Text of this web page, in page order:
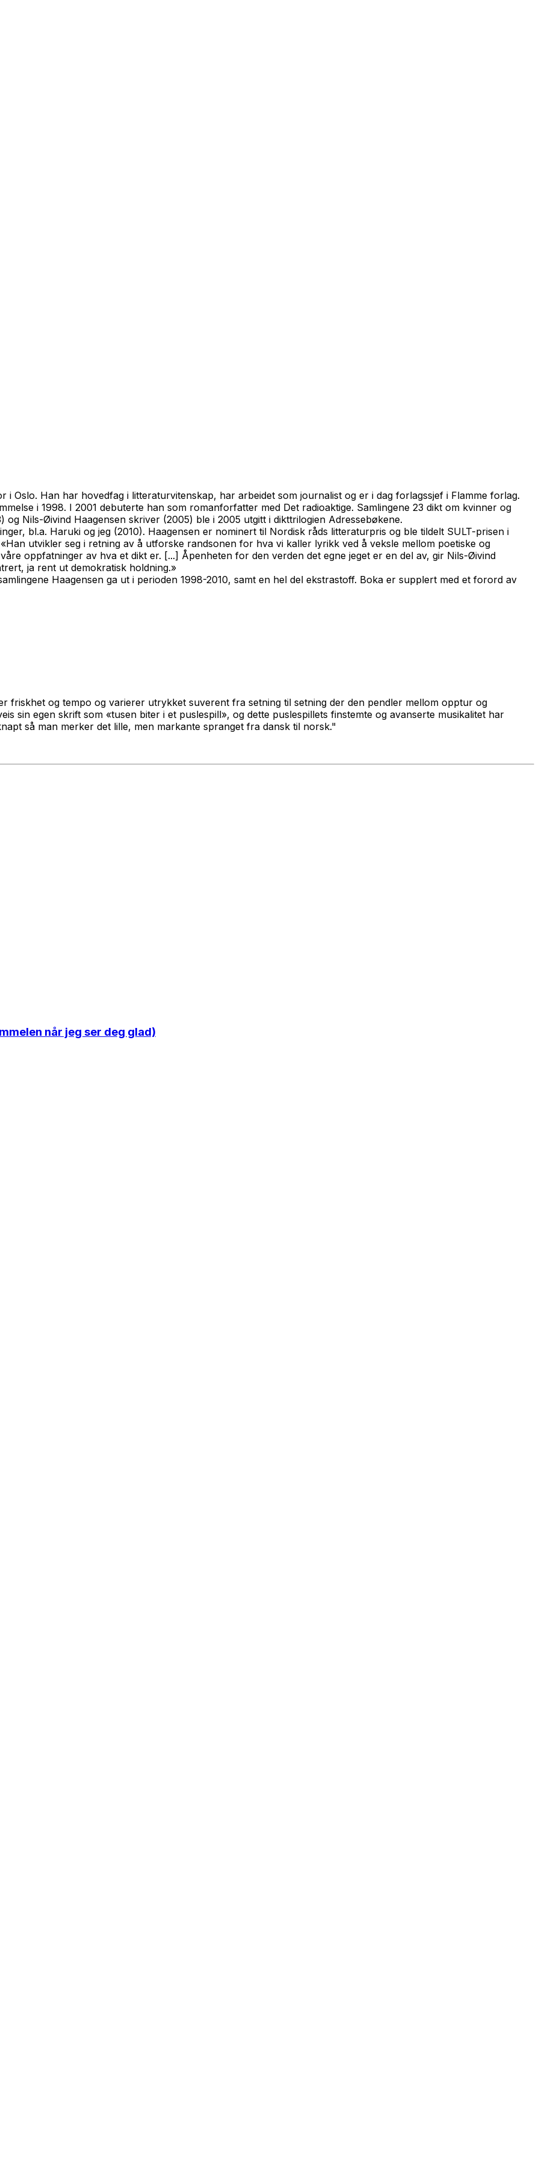
i Oslo. Han har hovedfag i litteraturvitenskap, har arbeidet som journalist og er i dag forlagssjef i Flamme forlag.
i 1998. I 2001 debuterte han som romanforfatter med Det radioaktige. Samlingene 23 dikt om kvinner og
og Nils-Øivind Haagensen skriver (2005) ble i 2005 utgitt i dikttrilogien Adressebøkene.
bl.a. Haruki og jeg (2010). Haagensen er nominert til Nordisk råds litteraturpris og ble tildelt SULT-prisen i
utvikler seg i retning av å utforske randsonen for hva vi kaller lyrikk ved å veksle mellom poetiske og
oppfatninger av hva et dikt er. [...] Åpenheten for den verden det egne jeget er en del av, gir Nils-Øivind
ja rent ut demokratisk holdning.»
Haagensen ga ut i perioden 1998-2010, samt en hel del ekstrastoff. Boka er supplert med et forord av
friskhet og tempo og varierer utrykket suverent fra setning til setning der den pendler mellom opptur og
sin egen skrift som «tusen biter i et puslespill», og dette puslespillets finstemte og avanserte musikalitet har
så man merker det lille, men markante spranget fra dansk til norsk."
når jeg ser deg glad)